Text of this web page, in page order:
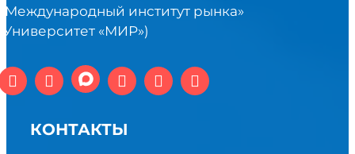
институт рынка»
«МИР»)
КОНТАКТЫ